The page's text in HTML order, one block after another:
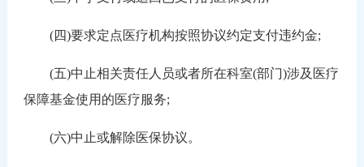
(四)要求定点医疗机构按照协议约定支付违约金;
(五)中止相关责任人员或者所在科室(部门)涉及医疗
保障基金使用的医疗服务;
(六)中止或解除医保协议。